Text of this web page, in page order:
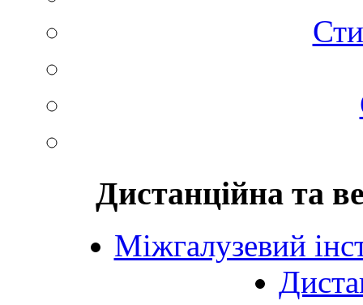
Дистанційна та
Міжгалузевий